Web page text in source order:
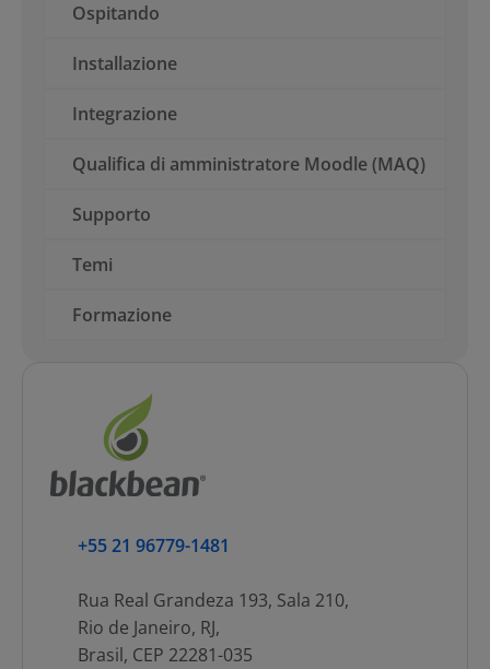
Ospitando
Installazione
Integrazione
Qualifica di amministratore Moodle (MAQ)
Supporto
Temi
Formazione
+55 21 96779-1481
Rua Real Grandeza 193, Sala 210,
Rio de Janeiro, RJ,
Brasil, CEP 22281-035